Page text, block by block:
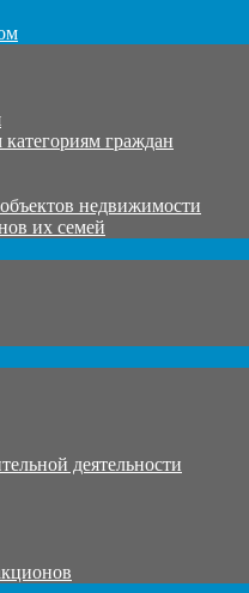
граждан
недвижимости
их семей
деятельности